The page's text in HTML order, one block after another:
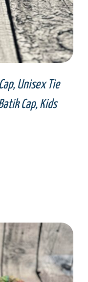
Unisex Tie
Cap, Kids